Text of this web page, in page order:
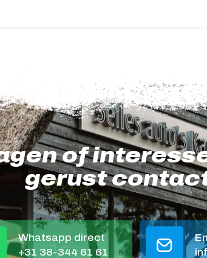
of
gerust
Whatsapp direct
+31 38-344 61 61